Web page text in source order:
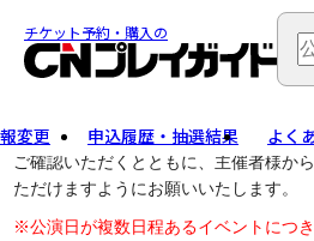
チケット予約・購入の
変更 申込履歴・抽選結果 よく
公演中止に伴う払戻し・延期等のご案
ご確認いただくとともに、主催者様か
ただけますようにお願いいたします。
※公演日が複数日程あるイベントにつ